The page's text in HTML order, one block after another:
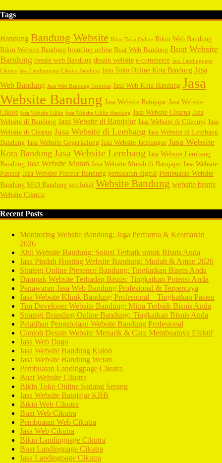
Tags
Bandung Bandung Website Bikin Toko Online Bikin Web Bandung
Bikin Website Bandung branding online Buat Web Bandung Buat Website
Bandung desain web Bandung desain website e-commerce Jasa Landingpage
Cikutra Jasa Landingpage Cikutra Bandung Jasa Toko Online Kota Bandung Jasa
Web Bandung Jasa Web Bandung Terdekat Jasa Web Kota Bandung Jasa
Website Bandung Jasa Website Batujajar Jasa Website
Cikole Jasa Website Cililin Jasa Website Cililin Bandung Jasa Website Cisarua Jasa
Website di Bandung Jasa Website di Batujajar Jasa Website di Cileunyi Jasa
Website di Cisarua Jasa Website di Lembang Jasa Website di Lembang
Bandung Jasa Website Gegerkalong Jasa Website Jatinangor Jasa Website
Kota Bandung Jasa Website Lembang Jasa Website Lembang
Bandung Jasa Website Murah Jasa Website Murah di Batujajar Jasa Website
Pasteur Jasa Website Pasteur Bandung pemasaran digital Pembuatan Website
Bandung SEO Bandung seo lokal Website Bandung website bisnis
Website Cikutra
Recent Posts
Monitoring Website Bandung: Jaga Performa & Keamanan
2026
Ahli Website Bandung: Solusi Terbaik untuk Bisnis Anda
Jasa Pindah Hosting Website Bandung: Mudah & Aman 2026
Strategi Online Presence Bandung: Tingkatkan Bisnis Anda
Dampak Website Terhadap Bisnis: Tingkatkan Potensi Anda
Penawaran Jasa Web Bandung Profesional & Terpercaya
Jasa Website Klinik Bandung Profesional – Tingkatkan Pasien
Tim Developer Website Bandung: Mitra Terbaik Bisnis Anda
Strategi Branding Online Bandung: Tingkatkan Bisnis Anda
Pelatihan Pengelolaan Website Bandung Profesional
Contoh Desain Website Menarik & Cara Membuatnya Efektif
Jasa Web Dago
Jasa Website Bandung Kulon
Jasa Website Bandung Wetan
Pembuatan Landingpage Cikutra
Buat Website Cikutra
Bikin Toko Online Sadang Serang
Jasa Website Batujajar KBB
Bikin Web Cikutra
Buat Web Cikutra
Pembuatan Web Cikutra
Jasa Web Cikutra
Bikin Landingpage Cikutra
Buat Landingpage Cikutra
Jasa Landingpage Cikutra